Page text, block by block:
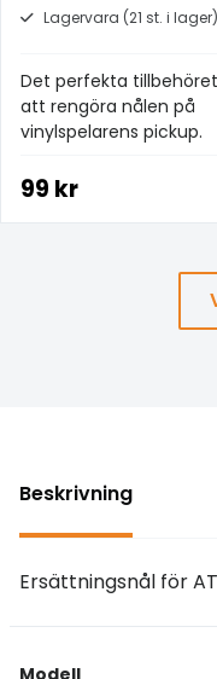
Lagervara (21 st. i lager)
Det perfekta
att rengöra nålen på
vinylspelarens pickup.
99 kr
Beskrivning
Ersättningsnål för
Modell